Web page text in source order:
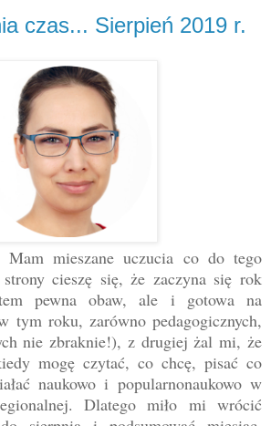
czas... Sierpień 2019 r.
mieszane uczucia co do tego
cieszę się, że zaczyna się rok
pewna obaw, ale i gotowa na
tym roku, zarówno pedagogicznych,
nie zbraknie!), z drugiej żal mi, że
mogę czytać, co chcę, pisać co
naukowo i popularnonaukowo w
Dlatego miło mi wrócić